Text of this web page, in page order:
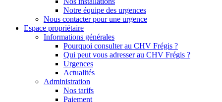
Notre équipe des urgences
Nous contacter pour une urgence
Espace propriétaire
Informations générales
Pourquoi consulter au CHV Frégis ?
Qui peut vous adresser au CHV Frégis ?
Urgences
Actualités
Administration
Nos tarifs
Paiement